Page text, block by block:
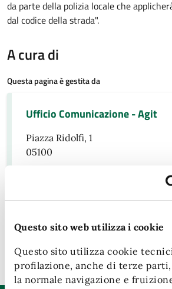
Questo sito web utilizza i cookie
Questo sito utilizza cookie
profilazione, anche di terze
la normale navigazione e
da parte della polizia locale che
dal codice della strada".
A cura di
Questa pagina è gestita da
Ufficio Comunicazione - Agit
Piazza Ridolfi, 1
05100